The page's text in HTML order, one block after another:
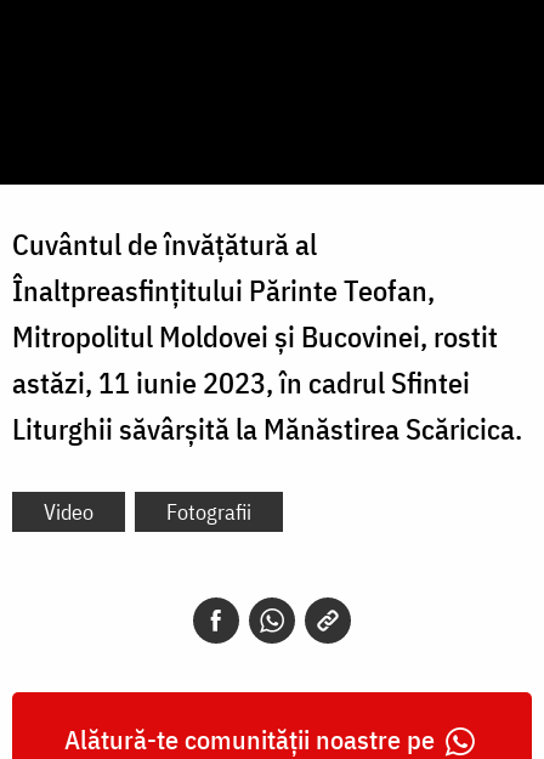
Cuvântul de învățătură al
Înaltpreasfințitului Părinte Teofan,
Mitropolitul Moldovei și Bucovinei, rostit
astăzi, 11 iunie 2023, în cadrul Sfintei
Liturghii săvârșită la Mănăstirea Scăricica.
Video Fotografii
Alătură-te comunității noastre pe